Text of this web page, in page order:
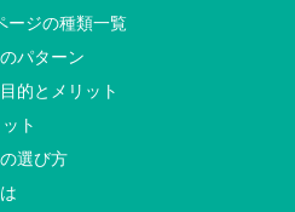
ージの種類一覧
パターン
的とメリット
ト
選び方